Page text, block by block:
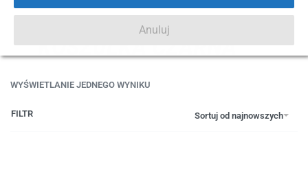
KOSZULKA CZARNA
WYŚWIETLANIE JEDNEGO WYNIKU
Sortuj od najnowszych
FILTR
Anuluj